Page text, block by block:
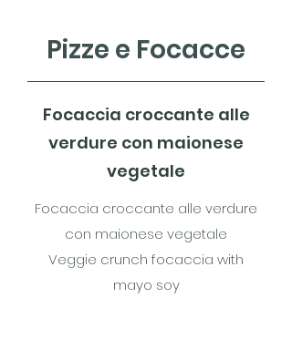
Pizze e Focacce
Focaccia croccante alle
verdure con maionese
vegetale
Focaccia croccante alle verdure
con maionese vegetale
Veggie crunch focaccia with
mayo soy